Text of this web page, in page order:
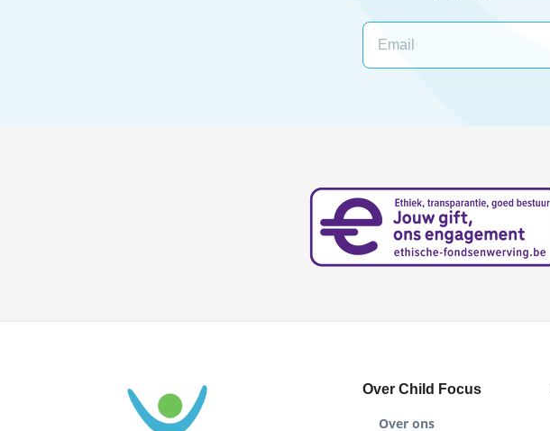
Over Child Focus
Over ons